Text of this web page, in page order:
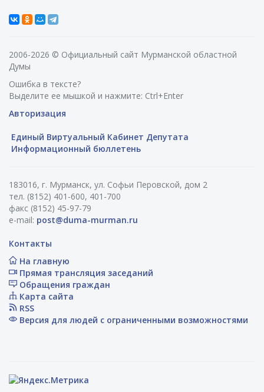
2006-2026 © Официальный сайт Мурманской областной
Думы
Ошибка в тексте?
Выделите ее мышкой и нажмите: Ctrl+Enter
Авторизация
Единый Виртуальный Кабинет Депутата
Информационный бюллетень
183016, г. Мурманск, ул. Софьи Перовской, дом 2
тел. (8152) 401-600, 401-700
факс (8152) 45-97-79
e-mail: post@duma-murman.ru
Контакты
На главную
Прямая трансляция заседаний
Обращения граждан
Карта сайта
RSS
Версия для людей с ограниченными возможностями